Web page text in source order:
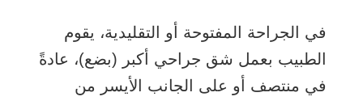
في الجراحة المفتوحة أو التقليدية، يقوم
الطبيب بعمل شق جراحي أكبر (بضع)، عادةً
في منتصف أو على الجانب الأيسر من